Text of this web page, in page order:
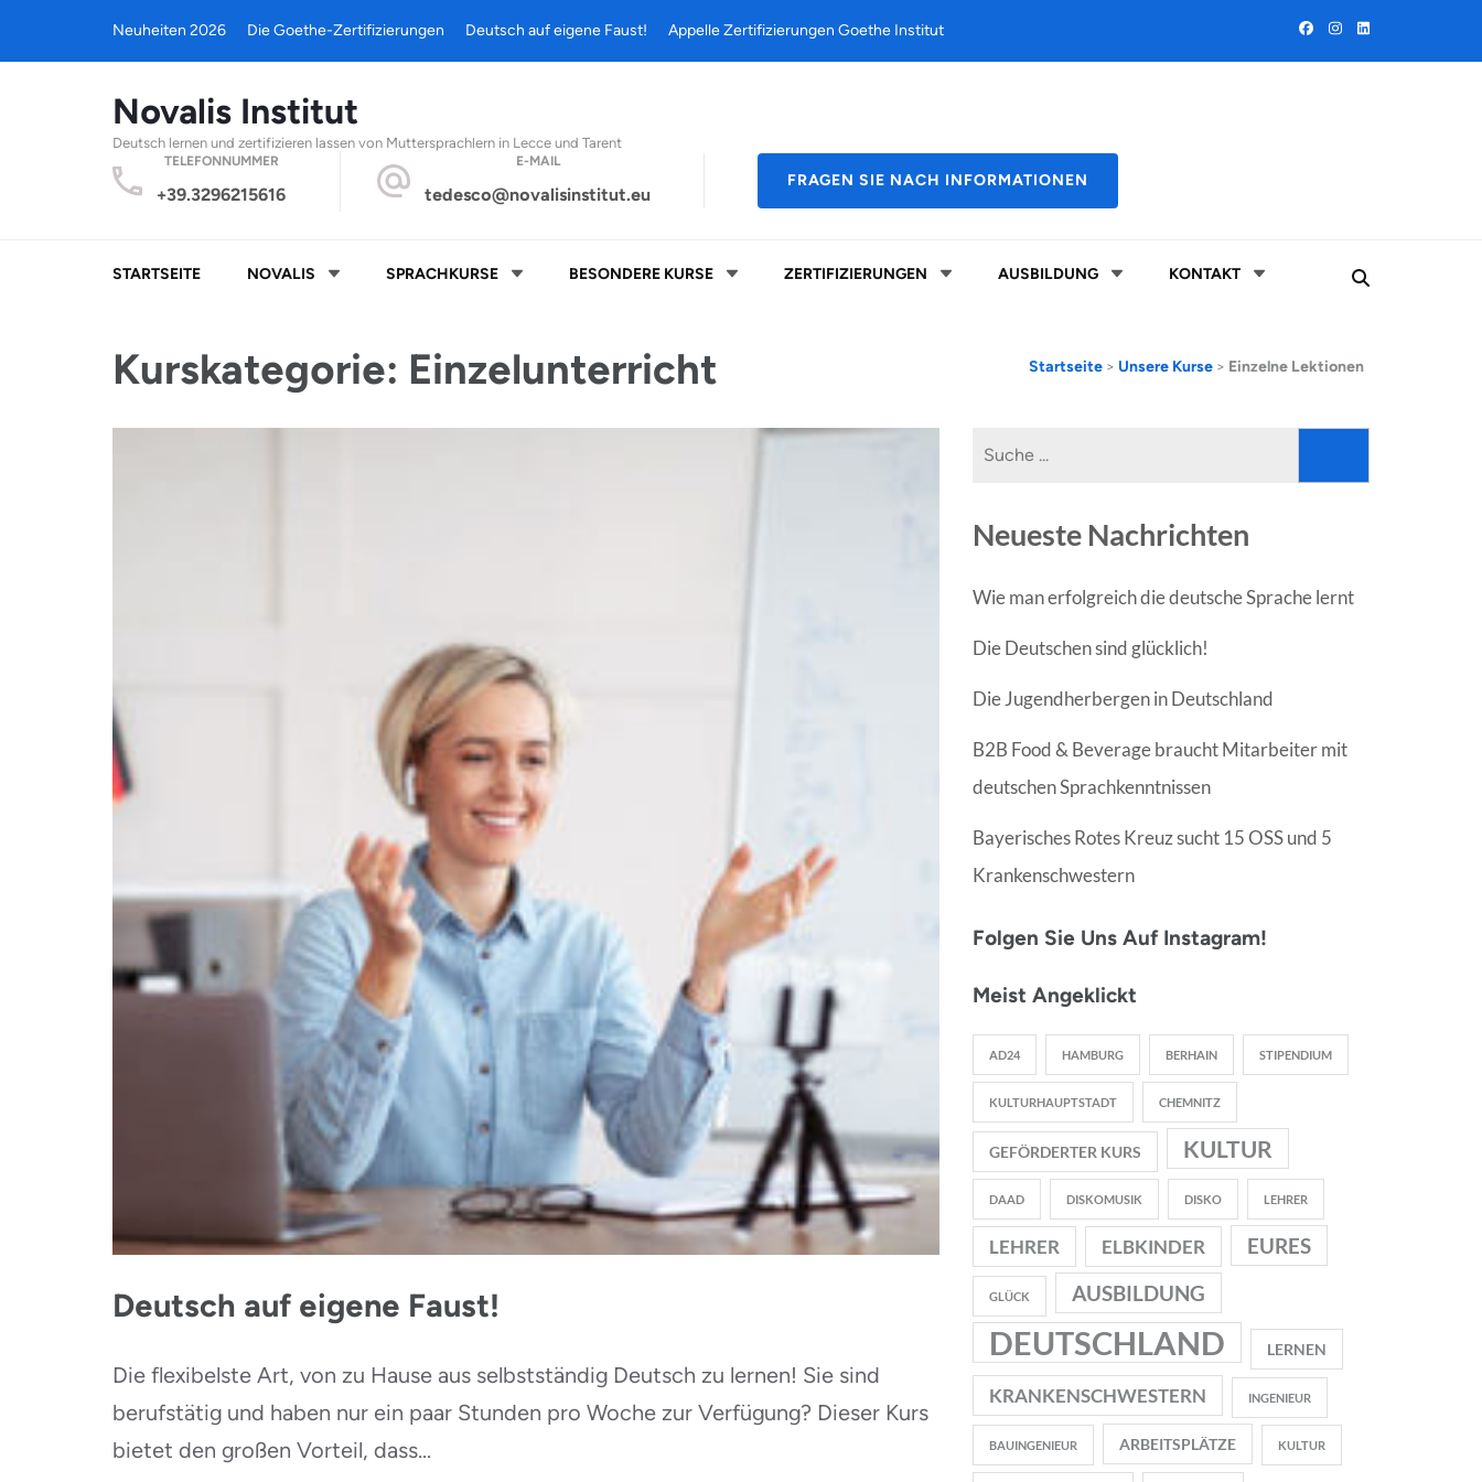
Neuheiten 2026 Die Goethe-Zertifizierungen Deutsch auf eigene Faust! Appelle Zertifizierungen Goethe Institut
Novalis Institut
Deutsch lernen und zertifizieren lassen von Muttersprachlern in Lecce und Tarent
TELEFONNUMMER
+39.3296215616
E-MAIL
tedesco@novalisinstitut.eu
FRAGEN SIE NACH INFORMATIONEN
STARTSEITE NOVALIS SPRACHKURSE BESONDERE KURSE ZERTIFIZIERUNGEN AUSBILDUNG KONTAKT
Kurskategorie: Einzelunterricht Startseite > Unsere Kurse > Einzelne Lektionen
Deutsch auf eigene Faust!
Die flexibelste Art, von zu Hause aus selbstständig Deutsch zu lernen! Sie sind
berufstätig und haben nur ein paar Stunden pro Woche zur Verfügung? Dieser Kurs
bietet den großen Vorteil, dass...
nach:
Neueste Nachrichten
Wie man erfolgreich die deutsche Sprache lernt
Die Deutschen sind glücklich!
Die Jugendherbergen in Deutschland
B2B Food & Beverage braucht Mitarbeiter mit
deutschen Sprachkenntnissen
Bayerisches Rotes Kreuz sucht 15 OSS und 5
Krankenschwestern
Folgen Sie Uns Auf Instagram!
Meist Angeklickt
AD24 HAMBURG BERHAIN STIPENDIUM
KULTURHAUPTSTADT CHEMNITZ
GEFÖRDERTER KURS KULTUR
DAAD DISKOMUSIK DISKO LEHRER
LEHRER ELBKINDER EURES
GLÜCK AUSBILDUNG
DEUTSCHLAND LERNEN
KRANKENSCHWESTERN INGENIEUR
BAUINGENIEUR ARBEITSPLÄTZE KULTUR